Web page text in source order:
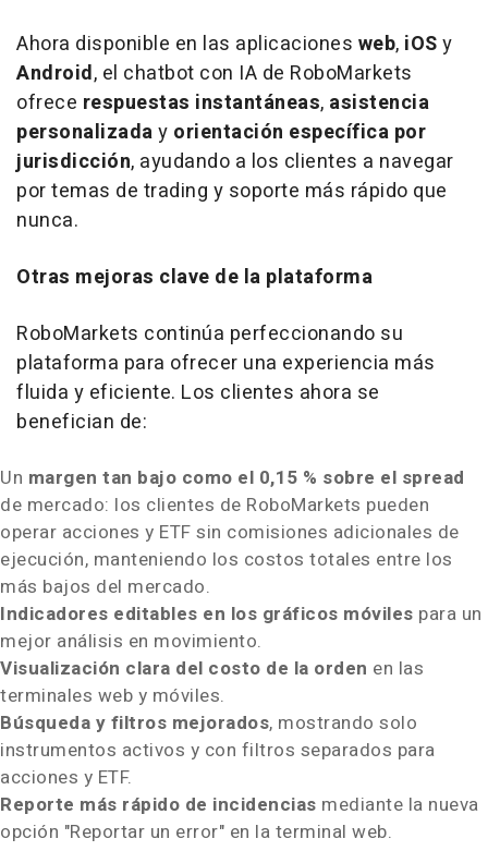
Ahora disponible en las aplicaciones web, iOSy
Android, el chatbot con IA de RoboMarkets
ofrece respuestas instantáneas, asistencia
personalizaday orientación específica por
jurisdicción, ayudando a los clientes a navegar
por temas de trading y soporte más rápido que
nunca.
Otras mejoras clave de la plataforma
RoboMarkets continúa perfeccionando su
plataforma para ofrecer una experiencia más
fluida y eficiente. Los clientes ahora se
benefician de:
Un margen tan bajo como el 0,15 % sobre el spread
de mercado: los clientes de RoboMarkets pueden
operar acciones y ETF sin comisiones adicionales de
ejecución, manteniendo los costos totales entre los
más bajos del mercado.
Indicadores editables en los gráficos móviles para un
mejor análisis en movimiento.
Visualización clara del costo de la orden en las
terminales web y móviles.
Búsqueda y filtros mejorados, mostrando solo
instrumentos activos y con filtros separados para
acciones y ETF.
Reporte más rápido de incidencias mediante la nueva
opción "Reportar un error" en la terminal web.